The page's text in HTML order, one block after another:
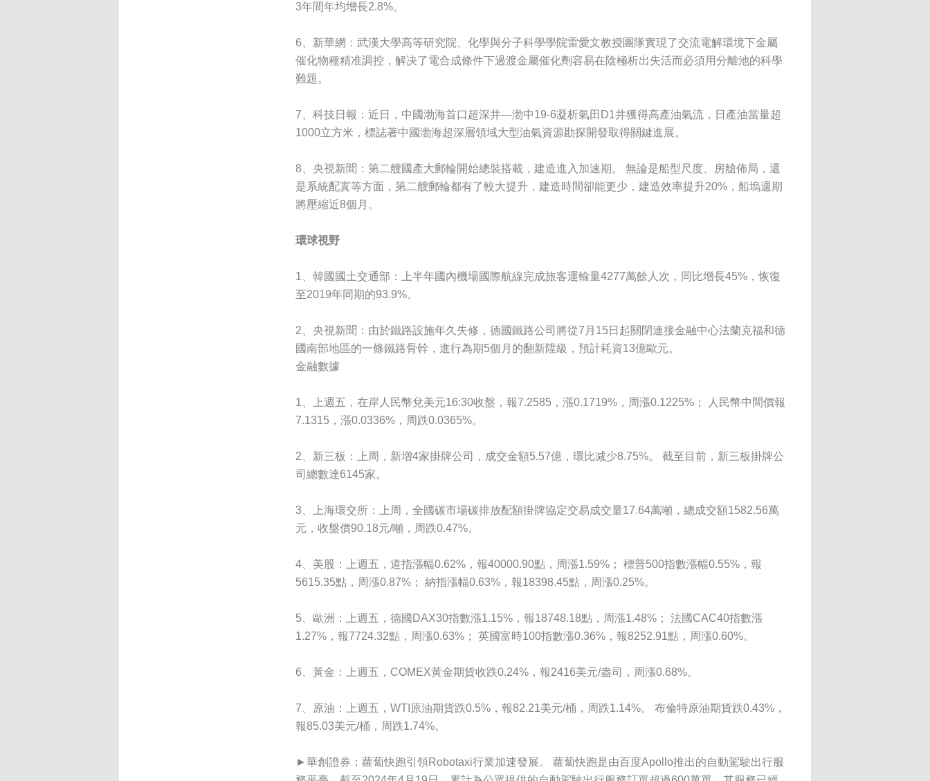
3年間年均增長2.8%。
6、新華網：武漢大學高等研究院、化學與分子科學學院雷愛文教授團隊實現了交流電解環境下金屬
催化物種精准調控，解决了電合成條件下過渡金屬催化劑容易在陰極析出失活而必須用分離池的科學
難題。
7、科技日報：近日，中國渤海首口超深井—渤中19-6凝析氣田D1井獲得高產油氣流，日產油當量超
1000立方米，標誌著中國渤海超深層領域大型油氣資源勘探開發取得關鍵進展。
8、央視新聞：第二艘國產大郵輪開始總裝搭載，建造進入加速期。 無論是船型尺度、房艙佈局，還
是系統配寘等方面，第二艘郵輪都有了較大提升，建造時間卻能更少，建造效率提升20%，船塢週期
將壓縮近8個月。
環球視野
1、韓國國土交通部：上半年國內機場國際航線完成旅客運輸量4277萬餘人次，同比增長45%，恢復
至2019年同期的93.9%。
2、央視新聞：由於鐵路設施年久失修，德國鐵路公司將從7月15日起關閉連接金融中心法蘭克福和德
國南部地區的一條鐵路骨幹，進行為期5個月的翻新陞級，預計耗資13億歐元。
金融數據
1、上週五，在岸人民幣兌美元16:30收盤，報7.2585，漲0.1719%，周漲0.1225%； 人民幣中間價報
7.1315，漲0.0336%，周跌0.0365%。
2、新三板：上周，新增4家掛牌公司，成交金額5.57億，環比减少8.75%。 截至目前，新三板掛牌公
司總數達6145家。
3、上海環交所：上周，全國碳市場碳排放配額掛牌協定交易成交量17.64萬噸，總成交額1582.56萬
元，收盤價90.18元/噸，周跌0.47%。
4、美股：上週五，道指漲幅0.62%，報40000.90點，周漲1.59%； 標普500指數漲幅0.55%，報
5615.35點，周漲0.87%； 納指漲幅0.63%，報18398.45點，周漲0.25%。
5、歐洲：上週五，德國DAX30指數漲1.15%，報18748.18點，周漲1.48%； 法國CAC40指數漲
1.27%，報7724.32點，周漲0.63%； 英國富時100指數漲0.36%，報8252.91點，周漲0.60%。
6、黃金：上週五，COMEX黃金期貨收跌0.24%，報2416美元/盎司，周漲0.68%。
7、原油：上週五，WTI原油期貨跌0.5%，報82.21美元/桶，周跌1.14%。 布倫特原油期貨跌0.43%，
報85.03美元/桶，周跌1.74%。
►華創證券：蘿蔔快跑引領Robotaxi行業加速發展。 蘿蔔快跑是由百度Apollo推出的自動駕駛出行服